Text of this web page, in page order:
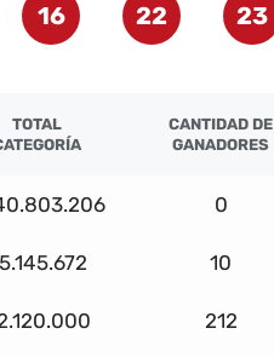
16 22 23
TOTAL
CANTIDAD DE
GANADORES
0
10
212